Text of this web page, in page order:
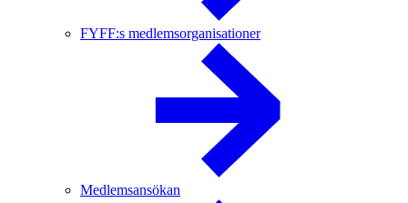
FYFF:s medlemsorganisationer
Medlemsansökan